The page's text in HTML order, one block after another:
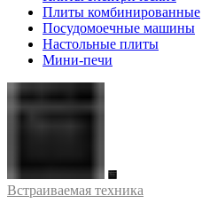
Плиты комбинированные
Посудомоечные машины
Настольные плиты
Мини-печи
Встраиваемая техника